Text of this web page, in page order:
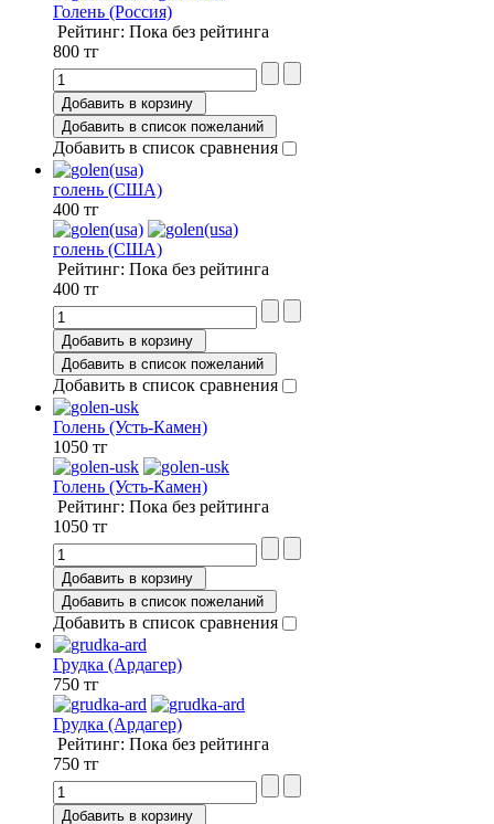
Голень (Россия)
Рейтинг: Пока без рейтинга
800 тг
Добавить в корзину
Добавить в список пожеланий
Добавить в список сравнения
голень (США)
400 тг
голень (США)
Рейтинг: Пока без рейтинга
400 тг
Добавить в корзину
Добавить в список пожеланий
Добавить в список сравнения
Голень (Усть-Камен)
1050 тг
Голень (Усть-Камен)
Рейтинг: Пока без рейтинга
1050 тг
Добавить в корзину
Добавить в список пожеланий
Добавить в список сравнения
Грудка (Ардагер)
750 тг
Грудка (Ардагер)
Рейтинг: Пока без рейтинга
750 тг
Добавить в корзину